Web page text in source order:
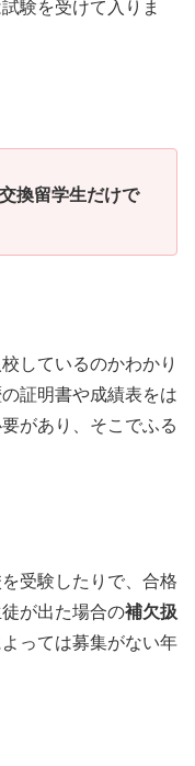
験を受けて入りま
換留学生だけで
しているのかわかり
証明書や成績表をは
があり、そこでふる
受験したりで、合格
が出た場合の補欠扱
っては募集がない年